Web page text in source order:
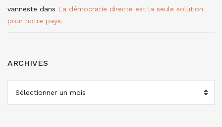
vanneste dans La démocratie directe est la seule solution
pour notre pays.
ARCHIVES
ARCHIVES